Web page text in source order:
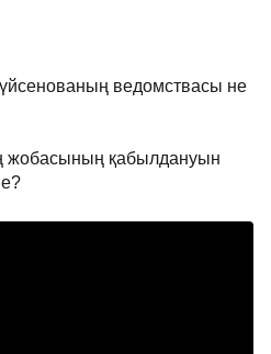
ведомствасы не
жобасының қабылдануын